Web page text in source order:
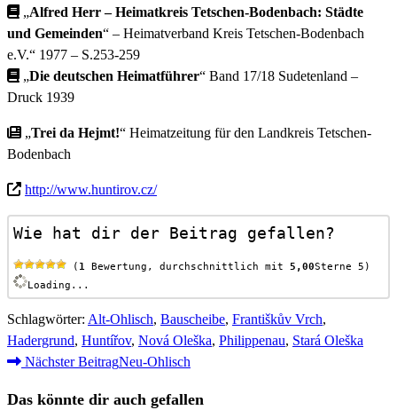
„Alfred Herr – Heimatkreis Tetschen-Bodenbach: Städte
und Gemeinden“ – Heimatverband Kreis Tetschen-Bodenbach
e.V.“ 1977 – S.253-259
„Die deutschen Heimatführer“ Band 17/18 Sudetenland –
Druck 1939
„Trei da Hejmt!“ Heimatzeitung für den Landkreis Tetschen-
Bodenbach
http://www.huntirov.cz/
Wie hat dir der Beitrag gefallen?
( 1 Bewertung, durchschnittlich mit 5,00Sterne 5)
Loading...
Schlagwörter: Alt-Ohlisch, Bauscheibe, Františkův Vrch,
Hadergrund, Huntířov, Nová Oleška, Philippenau, Stará Oleška
Weitere
Nächster BeitragNeu-Ohlisch
Das könnte dir auch gefallen